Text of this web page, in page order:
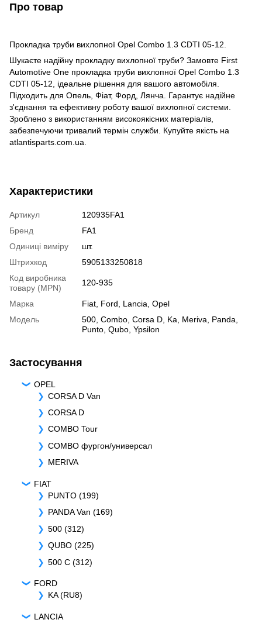
Про товар
Прокладка труби вихлопної Opel Combo 1.3 CDTI 05-12.
Шукаєте надійну прокладку вихлопної труби? Замовте First
Automotive One прокладка труби вихлопної Opel Combo 1.3
CDTI 05-12, ідеальне рішення для вашого автомобіля.
Підходить для Опель, Фіат, Форд, Лянча. Гарантує надійне
з'єднання та ефективну роботу вашої вихлопної системи.
Зроблено з використанням високоякісних матеріалів,
забезпечуючи тривалий термін служби. Купуйте якість на
atlantisparts.com.ua.
Характеристики
Артикул
120935FA1
Бренд
FA1
Одиниці виміру
шт.
Штрихкод
5905133250818
Код виробника
товару (MPN)
120-935
Марка Fiat Ford Lancia Opel
Модель
500 Combo Corsa D Ka Meriva Panda
Punto Qubo Ypsilon
Застосування
OPEL
CORSA D Van
CORSA D
COMBO Tour
COMBO фургон/универсал
MERIVA
FIAT
PUNTO (199)
PANDA Van (169)
500 (312)
QUBO (225)
500 C (312)
FORD
KA (RU8)
LANCIA